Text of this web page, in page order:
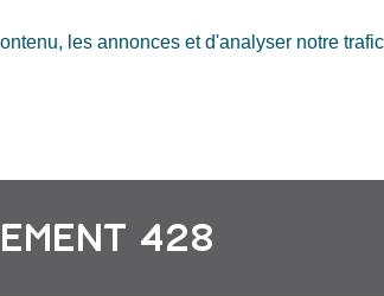
les annonces et d'analyser notre
428